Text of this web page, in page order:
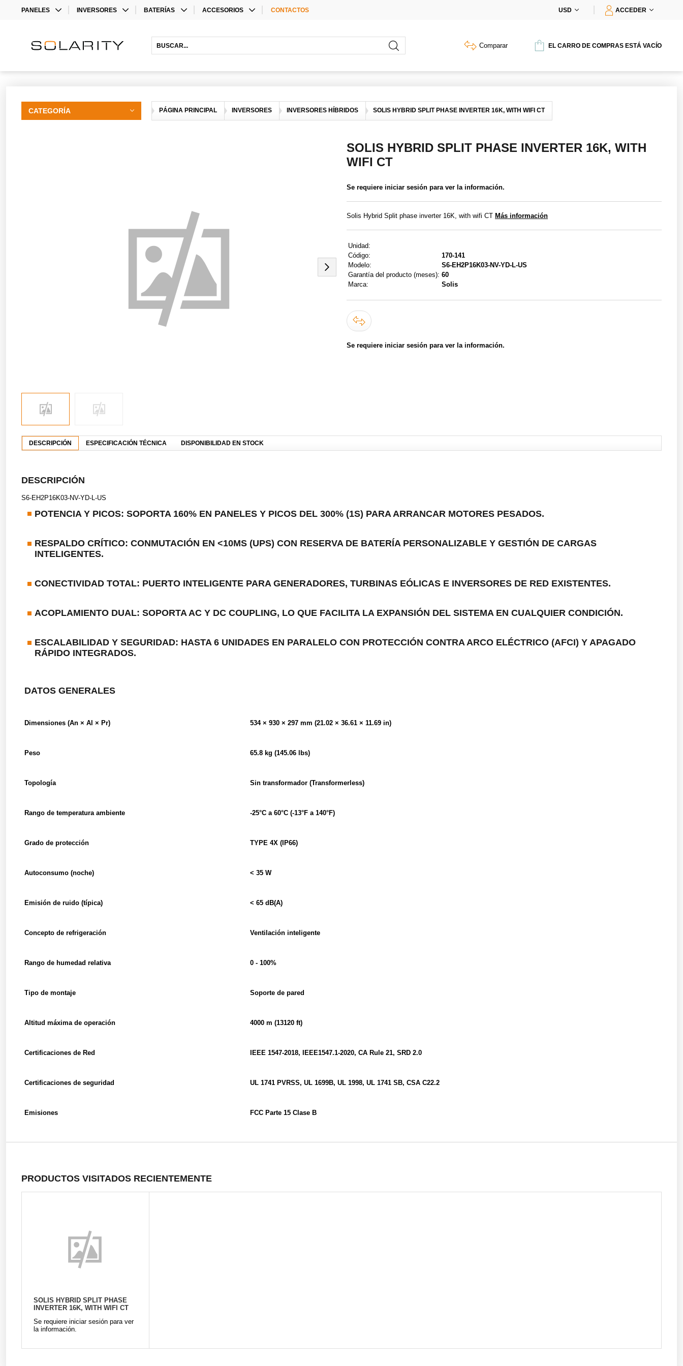
PANELES
BIFACIAL
INVERSORES
INVERSORES HÍBRIDOS
BATERÍAS ACCESORIOS
INVERSORES
ACCESORIOS
CONTACTOS USD ACCEDER
Comparar EL CARRO DE COMPRAS ESTÁ VACÍO
PÁGINA PRINCIPAL INVERSORES INVERSORES HÍBRIDOS SOLIS HYBRID SPLIT PHASE INVERTER 16K, WITH WIFI CT
CATEGORÍA
SOLIS HYBRID SPLIT PHASE INVERTER 16K, WITH
WIFI CT
Se requiere iniciar sesión para ver la información.
Solis Hybrid Split phase inverter 16K, with wifi CT Más información
Unidad:
Código:
170-141
Modelo:
S6-EH2P16K03-NV-YD-L-US
Garantía del producto (meses): 60
Marca:
Solis
Se requiere iniciar sesión para ver la información.
DESCRIPCIÓN ESPECIFICACIÓN TÉCNICA DISPONIBILIDAD EN STOCK
DESCRIPCIÓN
S6-EH2P16K03-NV-YD-L-US
POTENCIA Y PICOS: SOPORTA 160% EN PANELES Y PICOS DEL 300% (1S) PARA ARRANCAR MOTORES PESADOS.
RESPALDO CRÍTICO: CONMUTACIÓN EN <10MS (UPS) CON RESERVA DE BATERÍA PERSONALIZABLE Y GESTIÓN DE CARGAS
INTELIGENTES.
CONECTIVIDAD TOTAL: PUERTO INTELIGENTE PARA GENERADORES, TURBINAS EÓLICAS E INVERSORES DE RED EXISTENTES.
ACOPLAMIENTO DUAL: SOPORTA AC Y DC COUPLING, LO QUE FACILITA LA EXPANSIÓN DEL SISTEMA EN CUALQUIER CONDICIÓN.
ESCALABILIDAD Y SEGURIDAD: HASTA 6 UNIDADES EN PARALELO CON PROTECCIÓN CONTRA ARCO ELÉCTRICO (AFCI) Y APAGADO
RÁPIDO INTEGRADOS.
DATOS GENERALES
Dimensiones (An × Al × Pr) 534 × 930 × 297 mm (21.02 × 36.61 × 11.69 in)
Peso 65.8 kg (145.06 lbs)
Topología Sin transformador (Transformerless)
Rango de temperatura ambiente -25°C a 60°C (-13°F a 140°F)
Grado de protección TYPE 4X (IP66)
Autoconsumo (noche) < 35 W
Emisión de ruido (típica) < 65 dB(A)
Concepto de refrigeración Ventilación inteligente
Rango de humedad relativa 0 - 100%
Tipo de montaje Soporte de pared
Altitud máxima de operación 4000 m (13120 ft)
Certificaciones de Red IEEE 1547-2018, IEEE1547.1-2020, CA Rule 21, SRD 2.0
Certificaciones de seguridad UL 1741 PVRSS, UL 1699B, UL 1998, UL 1741 SB, CSA C22.2
Emisiones FCC Parte 15 Clase B
PRODUCTOS VISITADOS RECIENTEMENTE
SOLIS HYBRID SPLIT PHASE
INVERTER 16K, WITH WIFI CT
Se requiere iniciar sesión para ver
la información.